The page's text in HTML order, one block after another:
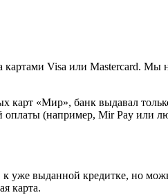
картами Visa или Mastercard. Мы
карт «Мир», банк выдавал
оплаты (например, Mir Pay или
уже выданной кредитке, но
карта.